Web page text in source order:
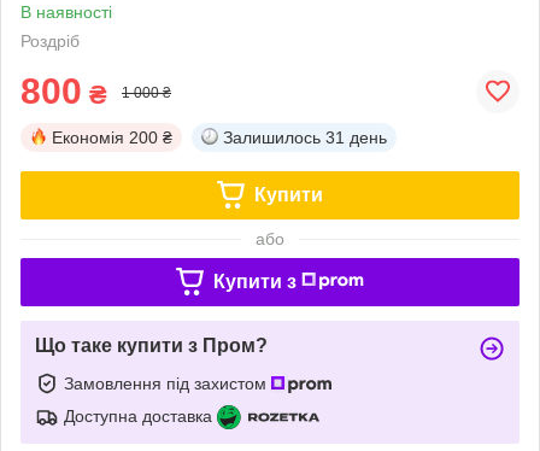
В наявності
Роздріб
800 ₴ 1 000 ₴
Економія 200 ₴ Залишилось 31 день
Купити
або
Купити з
Що таке купити з Пром?
Замовлення під захистом
Доступна доставка